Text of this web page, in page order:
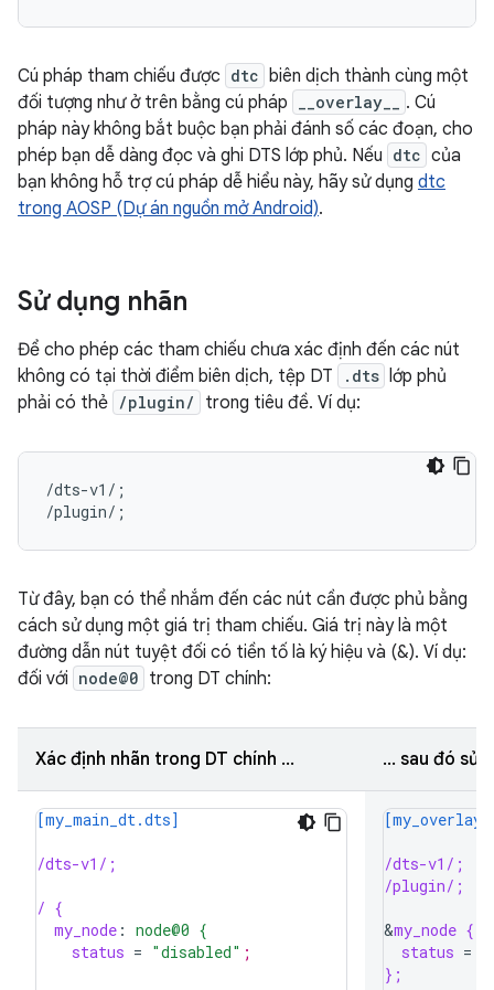
Cú pháp tham chiếu được dtc biên dịch thành cùng một
đối tượng như ở trên bằng cú pháp
__overlay__
. Cú
pháp này không bắt buộc bạn phải đánh số các đoạn, cho
phép bạn dễ dàng đọc và ghi DTS lớp phủ. Nếu dtc của
bạn không hỗ trợ cú pháp dễ hiểu này, hãy sử dụng dtc
trong AOSP (Dự án nguồn mở Android).
Sử dụng nhãn
Để cho phép các tham chiếu chưa xác định đến các nút
không có tại thời điểm biên dịch, tệp DT
.dts lớp phủ
phải có thẻ /plugin/ trong tiêu đề. Ví dụ:
/dts-v1/;
/plugin/;
Từ đây, bạn có thể nhắm đến các nút cần được phủ bằng
cách sử dụng một giá trị tham chiếu. Giá trị này là một
đường dẫn nút tuyệt đối có tiền tố là ký hiệu và (&). Ví dụ:
đối với node@0 trong DT chính:
Xác định nhãn trong DT chính ... ... sau đó sử
[my_main_dt.dts]
/dts-v1/;
/ {
my_node : node@0 {
status = "disabled" ;
/dts-v1/;
/plugin/;
&my_node {
status =
};